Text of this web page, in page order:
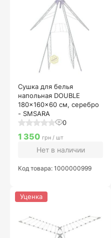
Сушка для белья
напольная DOUBLE
180x160x60 см, серебро
- SMSARA
0
1 350 грн / шт
Нет в наличии
Код товара: 1000000999
Уценка